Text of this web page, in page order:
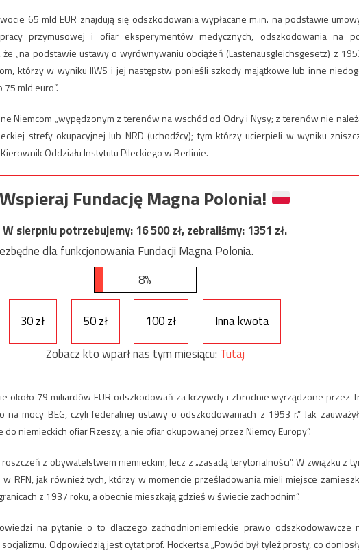
65 mld EUR znajdują się odszkodowania wypłacane m.in. na podstawie
przymusowej i ofiar eksperymentów medycznych, odszkodowania na
że „na podstawie ustawy o wyrównywaniu obciążeń (Lastenausgleichsgesetz) z
którzy w wyniku IIWS i jej następstw ponieśli szkody majątkowe lub inne
mld euro”.
Niemcom „wypędzonym z terenów na wschód od Odry i Nysy; z terenów nie
strefy okupacyjnej lub NRD (uchodźcy); tym którzy ucierpieli w wyniku
Oddziału Instytutu Pileckiego w Berlinie.
Wspieraj Fundację Magna Polonia!
W sierpniu potrzebujemy:16 500zł, zebraliśmy:1351 zł.
dla funkcjonowania Fundacji Magna Polonia.
8%
30 zł 50 zł 100 zł
Inna kwota
Zobacz kto wparł nas tym miesiącu: Tutaj
około 79 miliardów EUR odszkodowań za krzywdy i zbrodnie wyrządzone przez
na mocy BEG, czyli federalnej ustawy o odszkodowaniach z 1953 r.” Jak
do niemieckich ofiar Rzeszy, a nie ofiar okupowanej przez Niemcy Europy”.
roszczeń z obywatelstwem niemieckim, lecz z „zasadą terytorialności”. W związku z
RFN, jak również tych, którzy w momencie prześladowania mieli miejsce
z 1937 roku, a obecnie mieszkają gdzieś w świecie zachodnim”.
na pytanie o to dlaczego zachodnioniemieckie prawo odszkodowawcze
Odpowiedzią jest cytat prof. Hockertsa „Powód był tyleż prosty, co